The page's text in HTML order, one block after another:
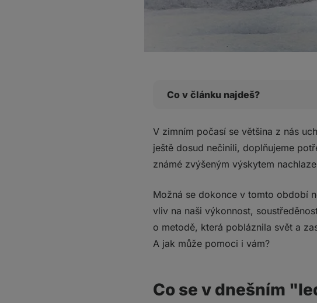
Co v článku najdeš?
Co se v dnešním "ledovém"
Ledová životní cesta Wima
Wim Hof dokáže vědomě
Sympatikus nám pomáhá
Parasympatikus má na
Wim dokáže aktivovat
Co vše dokáže Wim Hof s
Jaký je princip Wim Hofovy
V zimním počasí se většina z nás
ještě dosud nečinili, doplňujeme
známé zvýšeným výskytem
Možná se dokonce v tomto období
vliv na naši výkonnost,
o metodě, která pobláznila svět a
A jak může pomoci i vám?
Co se v dnešním